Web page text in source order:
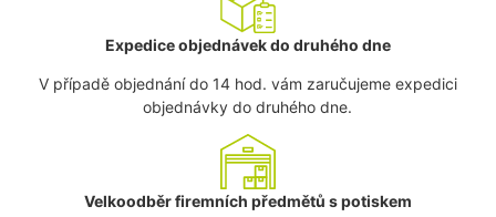
Expedice objednávek do druhého dne
V případě objednání do 14 hod. vám zaručujeme expedici
objednávky do druhého dne.
Velkoodběr firemních předmětů s potiskem